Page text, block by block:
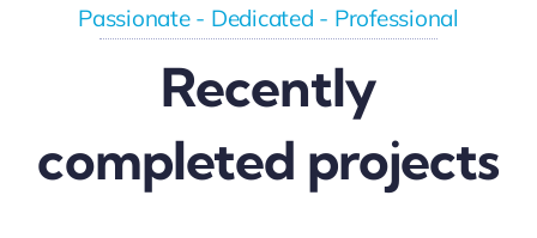
Passionate - Dedicated - Professional
Recently
completed projects